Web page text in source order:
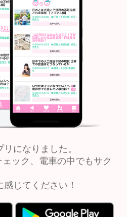
になりました。
ック、電車の中でもサク
じてください！